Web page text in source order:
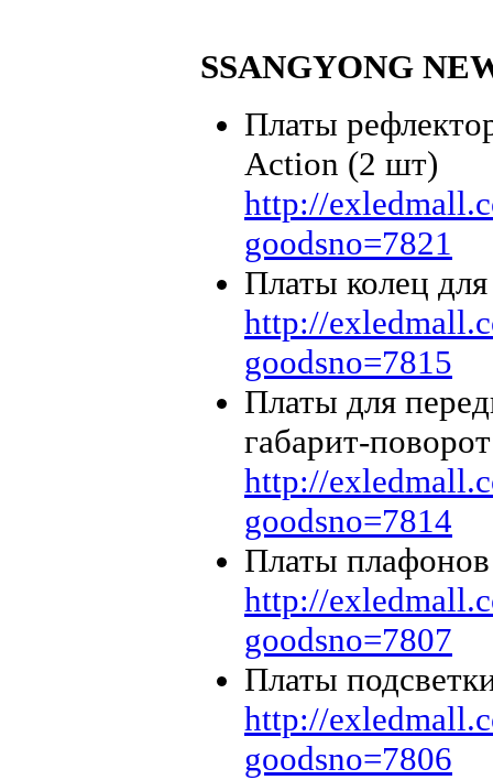
SSANGYONG
Платы
Action (2 шт)
http://
goodsno=7821
Платы колец
http://
goodsno=7815
Платы для
габарит-поворот
http://
goodsno=7814
Платы
http://
goodsno=7807
Платы
http://
goodsno=7806